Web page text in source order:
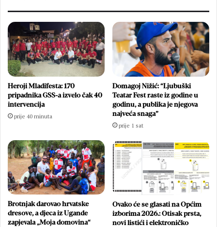
Heroji Mladifesta: 170
pripadnika GSS-a izvelo čak 40
intervencija
prije 40 minuta
Domagoj Nižić: “Ljubuški
Teatar Fest raste iz godine u
godinu, a publika je njegova
najveća snaga”
prije 1 sat
Brotnjak darovao hrvatske
dresove, a djeca iz Ugande
zapjevala „Moja domovina“
Ovako će se glasati na Općim
izborima 2026.: Otisak prsta,
novi listići i elektroničko